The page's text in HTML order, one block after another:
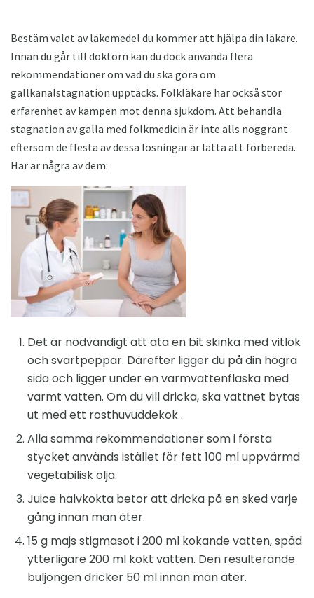
Bestäm valet av läkemedel du kommer att hjälpa din läkare.
Innan du går till doktorn kan du dock använda flera
rekommendationer om vad du ska göra om
gallkanalstagnation upptäcks. Folkläkare har också stor
erfarenhet av kampen mot denna sjukdom. Att behandla
stagnation av galla med folkmedicin är inte alls noggrant
eftersom de flesta av dessa lösningar är lätta att förbereda.
Här är några av dem:
Det är nödvändigt att äta en bit skinka med vitlök
och svartpeppar. Därefter ligger du på din högra
sida och ligger under en varmvattenflaska med
varmt vatten. Om du vill dricka, ska vattnet bytas
ut med ett rosthuvuddekok .
Alla samma rekommendationer som i första
stycket används istället för fett 100 ml uppvärmd
vegetabilisk olja.
Juice halvkokta betor att dricka på en sked varje
gång innan man äter.
15 g majs stigmasot i 200 ml kokande vatten, späd
ytterligare 200 ml kokt vatten. Den resulterande
buljongen dricker 50 ml innan man äter.